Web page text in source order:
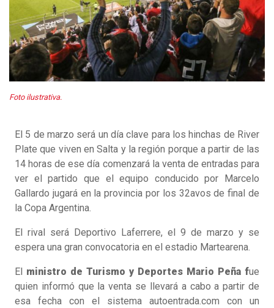
Foto ilustrativa.
El 5 de marzo será un día clave para los hinchas de River
Plate que viven en Salta y la región porque a partir de las
14 horas de ese día comenzará la venta de entradas para
ver el partido que el equipo conducido por Marcelo
Gallardo jugará en la provincia por los 32avos de final de
la Copa Argentina.
El rival será Deportivo Laferrere, el 9 de marzo y se
espera una gran convocatoria en el estadio Martearena.
El ministro de Turismo y Deportes Mario Peña fue
quien informó que la venta se llevará a cabo a partir de
esa fecha con el sistema autoentrada.com con un